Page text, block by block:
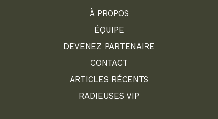
À PROPOS
ÉQUIPE
DEVENEZ PARTENAIRE
CONTACT
ARTICLES RÉCENTS
RADIEUSES VIP